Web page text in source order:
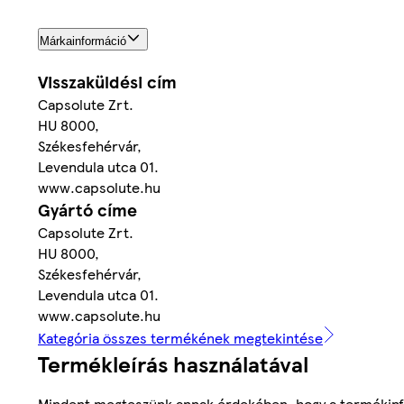
Márkainformáció
Visszaküldési cím
Capsolute Zrt.
HU 8000,
Székesfehérvár,
Levendula utca 01.
www.capsolute.hu
Gyártó címe
Capsolute Zrt.
HU 8000,
Székesfehérvár,
Levendula utca 01.
www.capsolute.hu
Kategória összes termékének megtekintése
Termékleírás használatával